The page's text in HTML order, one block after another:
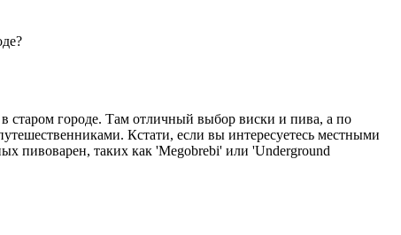
старом городе. Там отличный выбор виски и пива, а по
Кстати, если вы интересуетесь местными
пивоварен, таких как 'Megobrebi' или 'Underground